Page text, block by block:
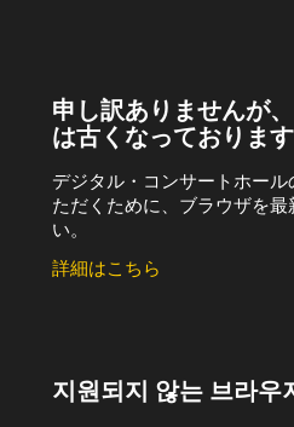
申し訳ありませんが
は古くなっております
デジタル・コンサートホー
ただくために、ブラウザを
い。
詳細はこちら
지원되지 않는 브라우